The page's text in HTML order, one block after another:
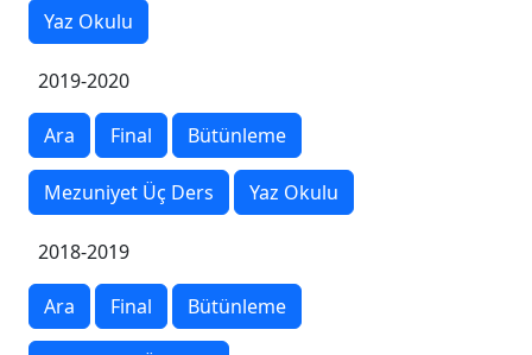
Yaz Okulu
2019-2020
Ara Final Bütünleme
Mezuniyet Üç Ders Yaz Okulu
2018-2019
Ara Final Bütünleme